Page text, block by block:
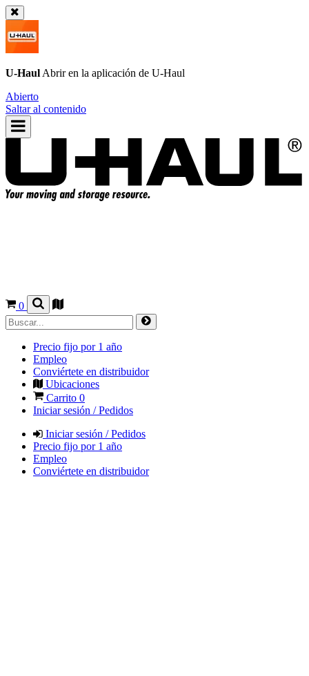
U-Haul Abrir en la aplicación de U-Haul
Abierto
Saltar al contenido
0
Precio fijo por 1 año
Empleo
Conviértete en distribuidor
Ubicaciones
Carrito 0
Iniciar sesión / Pedidos
Iniciar sesión / Pedidos
Precio fijo por 1 año
Empleo
Conviértete en distribuidor